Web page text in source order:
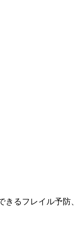
るフレイル予防